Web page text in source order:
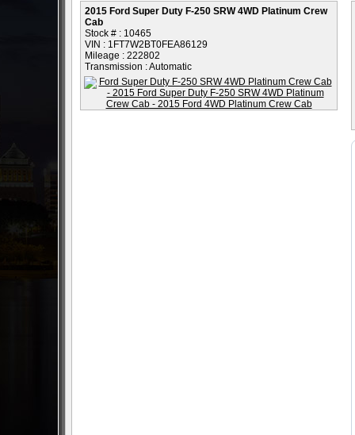
2015 Ford Super Duty F-250 SRW 4WD Platinum Crew
Cab
Stock # : 10465
VIN : 1FT7W2BT0FEA86129
Mileage : 222802
Transmission : Automatic